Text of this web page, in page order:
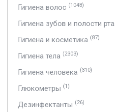
Гигиена волос (1048)
Гигиена зубов и полости рта
Гигиена и косметика (87)
Гигиена тела (2303)
Гигиена человека (310)
Глюкометры (1)
Дезинфектанты (26)